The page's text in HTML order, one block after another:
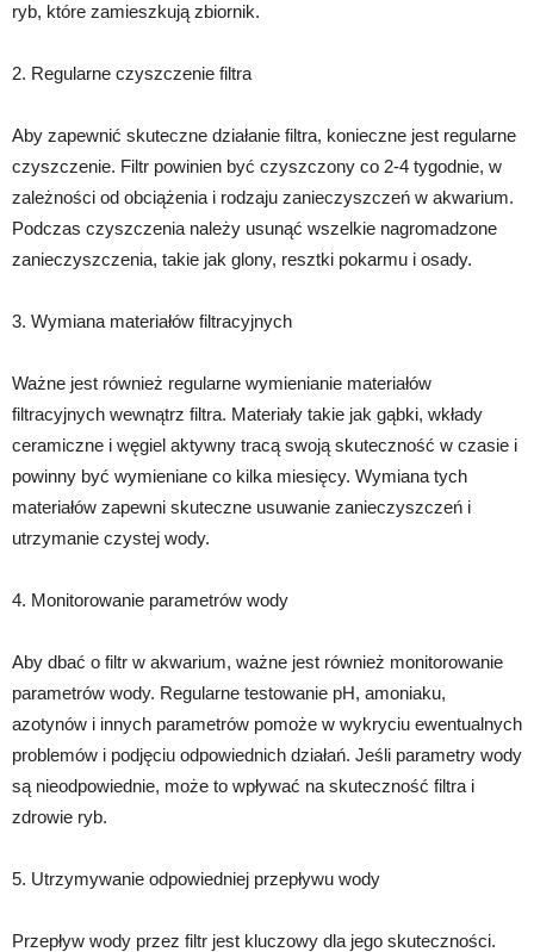
ryb, które zamieszkują zbiornik.
2. Regularne czyszczenie filtra
Aby zapewnić skuteczne działanie filtra, konieczne jest regularne
czyszczenie. Filtr powinien być czyszczony co 2-4 tygodnie, w
zależności od obciążenia i rodzaju zanieczyszczeń w akwarium.
Podczas czyszczenia należy usunąć wszelkie nagromadzone
zanieczyszczenia, takie jak glony, resztki pokarmu i osady.
3. Wymiana materiałów filtracyjnych
Ważne jest również regularne wymienianie materiałów
filtracyjnych wewnątrz filtra. Materiały takie jak gąbki, wkłady
ceramiczne i węgiel aktywny tracą swoją skuteczność w czasie i
powinny być wymieniane co kilka miesięcy. Wymiana tych
materiałów zapewni skuteczne usuwanie zanieczyszczeń i
utrzymanie czystej wody.
4. Monitorowanie parametrów wody
Aby dbać o filtr w akwarium, ważne jest również monitorowanie
parametrów wody. Regularne testowanie pH, amoniaku,
azotynów i innych parametrów pomoże w wykryciu ewentualnych
problemów i podjęciu odpowiednich działań. Jeśli parametry wody
są nieodpowiednie, może to wpływać na skuteczność filtra i
zdrowie ryb.
5. Utrzymywanie odpowiedniej przepływu wody
Przepływ wody przez filtr jest kluczowy dla jego skuteczności.